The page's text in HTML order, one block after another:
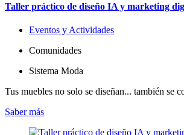
Taller práctico de diseño IA y marketing
Eventos y Actividades
Comunidades
Sistema Moda
Tus muebles no solo se diseñan... también se
Saber más